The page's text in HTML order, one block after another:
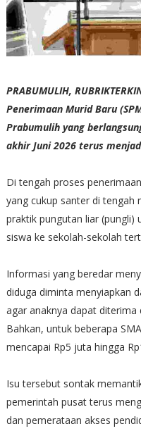
PRABUMULIH,
Penerimaan Murid Baru
Prabumulih yang
akhir Juni 2026 terus
Di tengah proses
yang cukup santer di tengah
praktik pungutan liar (pungli)
siswa ke sekolah-sekolah
Informasi yang beredar
diduga diminta menyiapkan
agar anaknya dapat
Bahkan, untuk beberapa
mencapai Rp5 juta hingga
Isu tersebut sontak
pemerintah pusat terus
dan pemerataan akses